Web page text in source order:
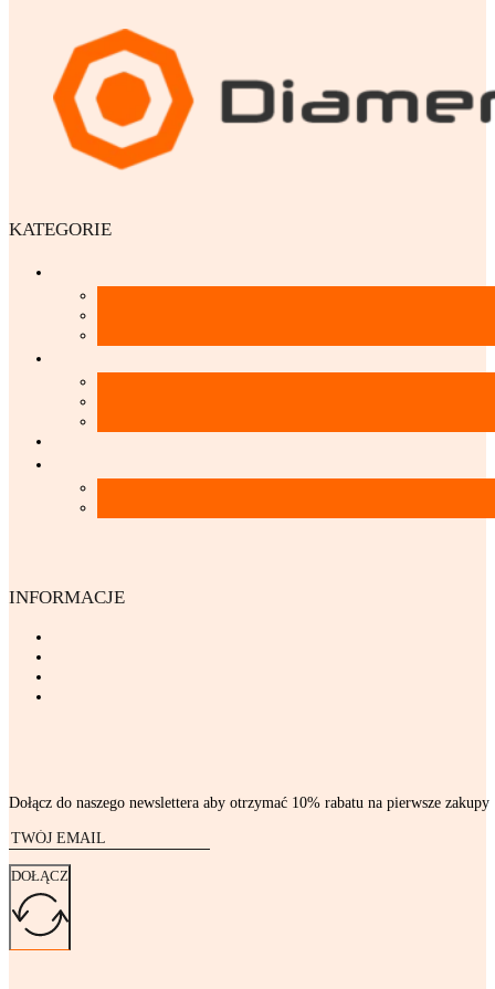
KATEGORIE
INFORMACJE
Dołącz do naszego newslettera aby otrzymać 10% rabatu na pierwsze zakupy
DOŁĄCZ